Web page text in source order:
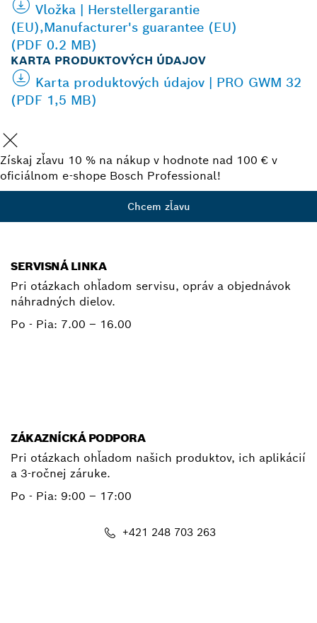
Vložka | Herstellergarantie
(EU),Manufacturer's guarantee (EU)
(PDF 0.2 MB)
KARTA PRODUKTOVÝCH ÚDAJOV
Karta produktových údajov | PRO GWM 32
(PDF 1,5 MB)
Získaj zľavu 10 % na nákup v hodnote nad 100 € v
oficiálnom e-shope Bosch Professional!
Chcem zľavu
SERVISNÁ LINKA
Pri otázkach ohľadom servisu, opráv a objednávok
náhradných dielov.
Po - Pia: 7.00 – 16.00
ZÁKAZNÍCKÁ PODPORA
Pri otázkach ohľadom našich produktov, ich aplikácií
a 3-ročnej záruke.
Po - Pia: 9:00 – 17:00
+421 248 703 263